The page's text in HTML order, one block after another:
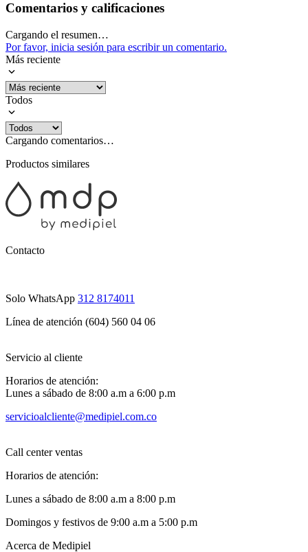
Comentarios y calificaciones
Cargando el resumen…
Por favor, inicia sesión para escribir un comentario.
Más reciente
Todos
Cargando comentarios…
Productos similares
Contacto
Solo WhatsApp 312 8174011
Línea de atención (604) 560 04 06
Servicio al cliente
Horarios de atención:
Lunes a sábado de 8:00 a.m a 6:00 p.m
servicioalcliente@medipiel.com.co
Call center ventas
Horarios de atención:
Lunes a sábado de 8:00 a.m a 8:00 p.m
Domingos y festivos de 9:00 a.m a 5:00 p.m
Acerca de Medipiel